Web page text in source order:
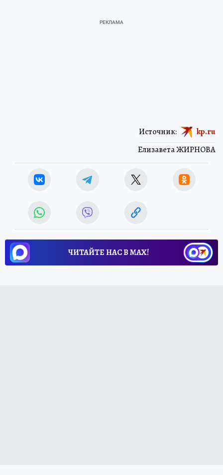
Елизавета ЖИРНОВА
Источник: kp.ru
ЧИТАЙТЕ НАС В МАХ!